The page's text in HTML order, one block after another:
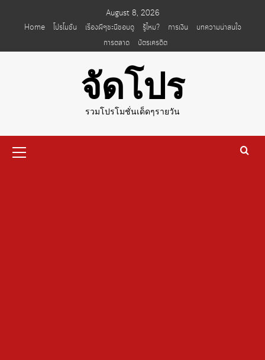
August 8, 2026
Home
โปรโมชั่น เรื่องผีๆชะนีชอบดู รู้ไหม? การเงิน
บทความน่าสนใจ
การตลาด
บัตรเครดิต
จัดโปร
รวมโปรโมชั่นเด็ดๆรายวัน
Menu